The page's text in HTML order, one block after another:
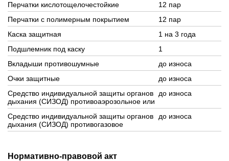
Перчатки кислотощелочестойкие
12 пар
Перчатки с полимерным покрытием
12 пар
Каска защитная
1 на 3 года
Подшлемник под каску
1
Вкладыши противошумные
до износа
Очки защитные
до износа
Средство индивидуальной защиты органов
дыхания (СИЗОД) противоаэрозольное или
до износа
Средство индивидуальной защиты органов
дыхания (СИЗОД) противогазовое
до износа
Нормативно-правовой акт